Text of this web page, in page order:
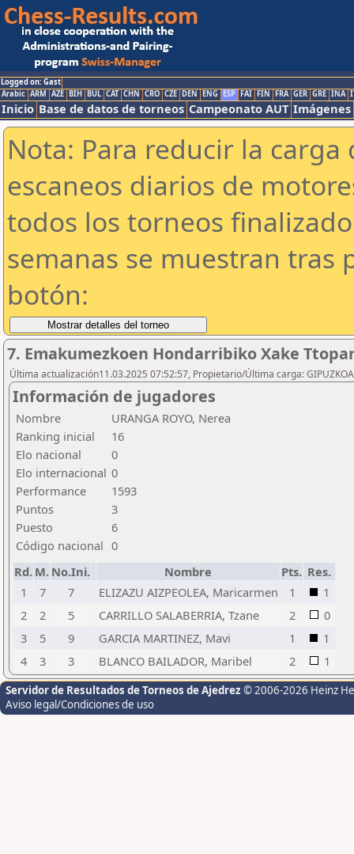
Logged on: Gast
Arabic ARM AZE BIH BUL CAT CHN CRO CZE DEN ENG ESP FAI FIN FRA GER GRE INA
Inicio Base de datos de torneos Campeonato AUT Imágenes
Nota: Para reducir la
escaneos diarios de
todos los torneos
semanas se muestran tras
botón:
7. Emakumezkoen Hondarribiko Xake
Última actualización11.03.2025 07:52:57, Propietario/Última carga:
Información de jugadores
Nombre
URANGA ROYO, Nerea
Ranking inicial
16
Elo nacional
0
Elo internacional 0
Performance
1593
Puntos
3
Puesto
6
Código nacional 0
Rd. M. No.Ini. Nombre Pts. Res.
1
7 7 ELIZAZU AIZPEOLEA, Maricarmen 1
1
2
2 5 CARRILLO SALABERRIA, Tzane 2
0
3
5 9 GARCIA MARTINEZ, Mavi 1
1
4
3 3 BLANCO BAILADOR, Maribel 2 1
Servidor de Resultados de Torneos de Ajedrez © 2006-2026 Heinz
Aviso legal/Condiciones de uso